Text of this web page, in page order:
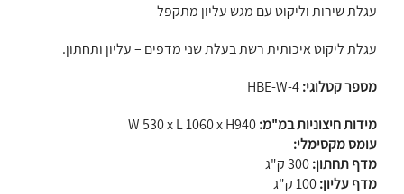
עגלת שירות וליקוט עם מגש עליון מתקפל
עגלת ליקוט איכותית רשת בעלת שני מדפים – עליון ותחתון.
מספר קטלוגי:HBE-W-4
מידות חיצוניות במ"מ:W 530 x L 1060 x H940
עומס מקסימלי:
מדף תחתון:300 ק"ג
מדף עליון:100 ק"ג